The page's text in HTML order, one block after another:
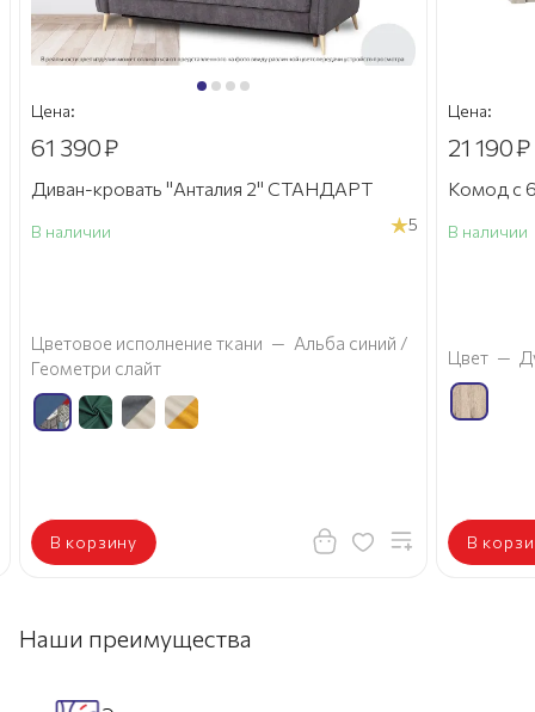
Цена:
61 390₽
Диван-кровать "Анталия 2" СТАНДАРТ
В наличии 5
Цветовое исполнение ткани — Альба синий /
Геометри слайт
В корзину
Цена:
21 190₽
Комод с
В наличии
Цвет —
В
Наши преимущества